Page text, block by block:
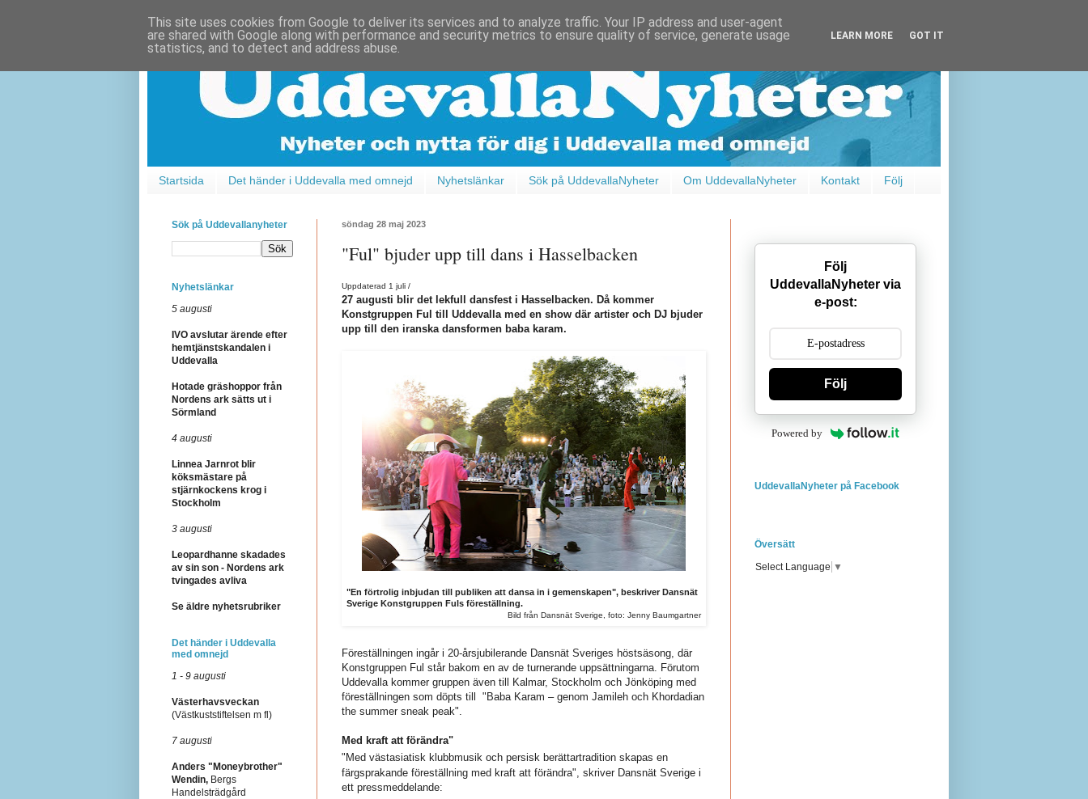
Startsida Det händer i Uddevalla med omnejd Nyhetslänkar Sök på UddevallaNyheter Om UddevallaNyheter Kontakt Följ
söndag 28 maj 2023
"Ful" bjuder upp till dans i Hasselbacken
Uppdaterad 1 juli /
27 augusti blir det lekfull dansfest i Hasselbacken. Då kommer
Konstgruppen Ful till Uddevalla med en show där artister och DJ bjuder
upp till den iranska dansformen baba karam.
"En förtrolig inbjudan till publiken att dansa in i gemenskapen", beskriver Dansnät
Sverige Konstgruppen Fuls föreställning.
Bild från Dansnät Sverige, foto: Jenny Baumgartner
Föreställningen ingår i 20-årsjubilerande Dansnät Sveriges höstsäsong, där
Konstgruppen Ful står bakom en av de turnerande uppsättningarna. Förutom
Uddevalla kommer gruppen även till Kalmar, Stockholm och Jönköping med
föreställningen som döpts till "Baba Karam – genom Jamileh och Khordadian
the summer sneak peak".
Med kraft att förändra"
"Med västasiatisk klubbmusik och persisk berättartradition skapas en
färgsprakande föreställning med kraft att förändra", skriver Dansnät Sverige i
ett pressmeddelande:
Sök på Uddevallanyheter
Nyhetslänkar
5 augusti
IVO avslutar ärende efter
hemtjänstskandalen i
Uddevalla
Hotade gräshoppor från
Nordens ark sätts ut i
Sörmland
4 augusti
Linnea Jarnrot blir
köksmästare på
stjärnkockens krog i
Stockholm
3 augusti
Leopardhanne skadades
av sin son - Nordens ark
tvingades avliva
Se äldre nyhetsrubriker
Det händer i Uddevalla
med omnejd
1 - 9 augusti
Västerhavsveckan
(Västkuststiftelsen m fl)
7 augusti
Anders "Moneybrother"
Wendin, Bergs
Handelsträdgård
Följ
UddevallaNyheter via
e-post:
Följ
Powered by
UddevallaNyheter på Facebook
Översätt
Select Language ▼
This site uses cookies from Google to deliver its services and to analyze traffic. Your IP address and user-agent
are shared with Google along with performance and security metrics to ensure quality of service, generate usage
statistics, and to detect and address abuse.
LEARN MORE GOT IT